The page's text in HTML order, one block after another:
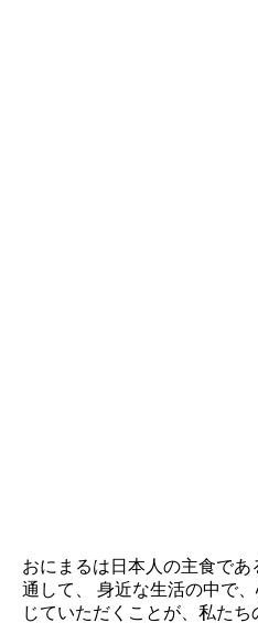
おにまるは日本人の主食で
通して、 身近な生活の中で
じていただくことが、私た